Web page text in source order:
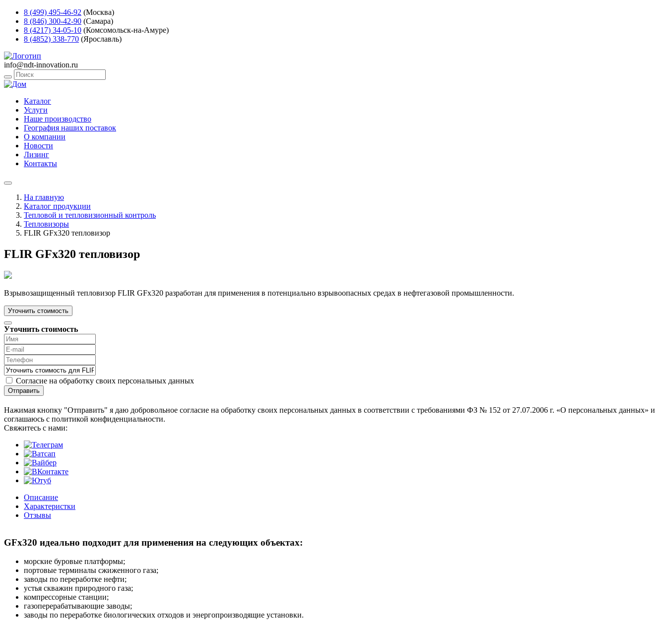
8 (499) 495-46-92 (Москва)
8 (846) 300-42-90 (Самара)
8 (4217) 34-05-10 (Комсомольск-на-Амуре)
8 (4852) 338-770 (Ярославль)
info@ndt-innovation.ru
Каталог
Услуги
Наше производство
География наших поставок
О компании
Новости
Лизинг
Контакты
На главную
Каталог продукции
Тепловой и тепловизионный контроль
Тепловизоры
FLIR GFx320 тепловизор
FLIR GFx320 тепловизор
Взрывозащищенный тепловизор FLIR GFx320 разработан для применения в потенциально взрывоопасных средах в нефтегазовой промышленности.
Уточнить стоимость
Уточнить стоимость
Согласие на обработку своих персональных данных
Отправить
Нажимая кнопку "Отправить" я даю добровольное согласие на обработку своих персональных данных в соответствии с требованиями ФЗ № 152 от 27.07.2006 г. «О персональных данных» и
соглашаюсь с политикой конфиденциальности.
Cвяжитесь с нами:
Описание
Характеристки
Отзывы
GFx320 идеально подходит для применения на следующих объектах:
морские буровые платформы;
портовые терминалы сжиженного газа;
заводы по переработке нефти;
устья скважин природного газа;
компрессорные станции;
газоперерабатывающие заводы;
заводы по переработке биологических отходов и энергопроизводящие установки.